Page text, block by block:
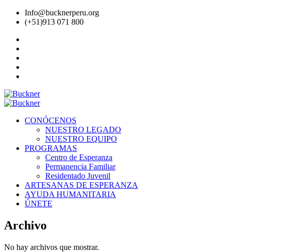
Info@bucknerperu.org
(+51)913 071 800
CONÓCENOS
NUESTRO LEGADO
NUESTRO EQUIPO
PROGRAMAS
Centro de Esperanza
Permanencia Familiar
Residentado Juvenil
ARTESANAS DE ESPERANZA
AYUDA HUMANITARIA
ÚNETE
Archivo
No hay archivos que mostrar.